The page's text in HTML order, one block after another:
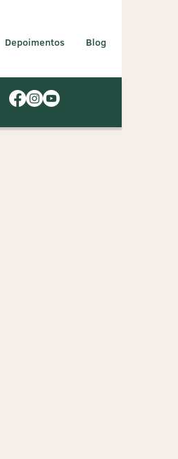
Depoimentos Blog